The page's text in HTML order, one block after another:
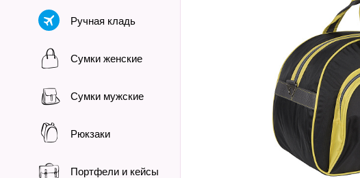
Ручная кладь
Сумки женские
Сумки мужские
Рюкзаки
Портфели и кейсы